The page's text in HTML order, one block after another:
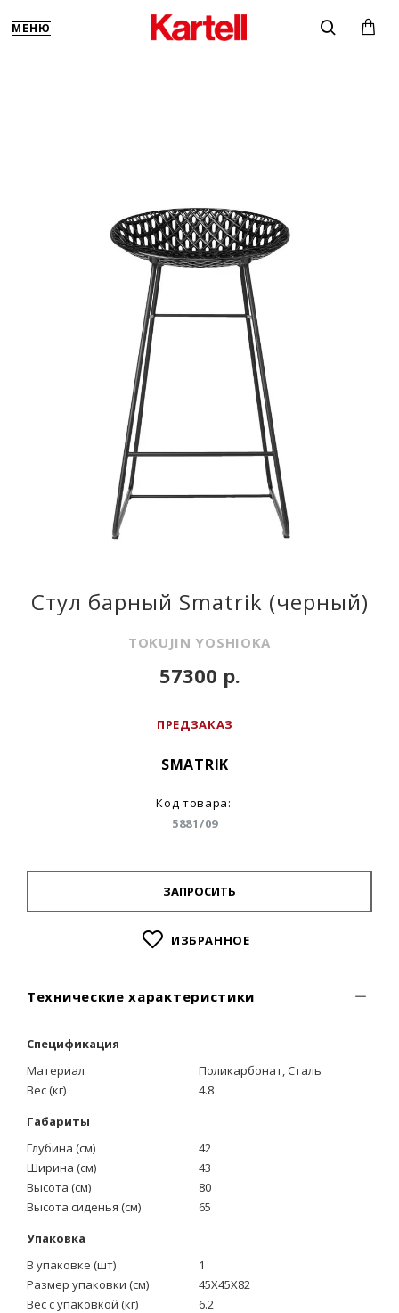
Стул барный Smatrik (черный)
TOKUJIN YOSHIOKA
ПРЕДЗАКАЗ
SMATRIK
Код товара:
5881/09
57300 р.
ЗАПРОСИТЬ
ИЗБРАННОЕ
Технические характеристики
Спецификация
Материал
Поликарбонат, Сталь
Вес (кг)
4.8
Габариты
Глубина (см)
42
Ширина (см)
43
Высота (см)
80
Высота сиденья (см)
65
Упаковка
В упаковке (шт)
1
Размер упаковки (см)
45X45X82
Вес с упаковкой (кг)
6.2